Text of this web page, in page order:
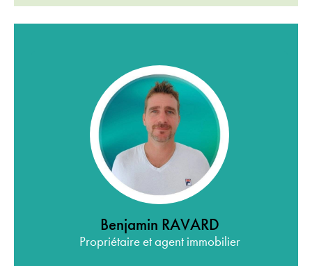
Benjamin RAVARD
Propriétaire et agent immobilier